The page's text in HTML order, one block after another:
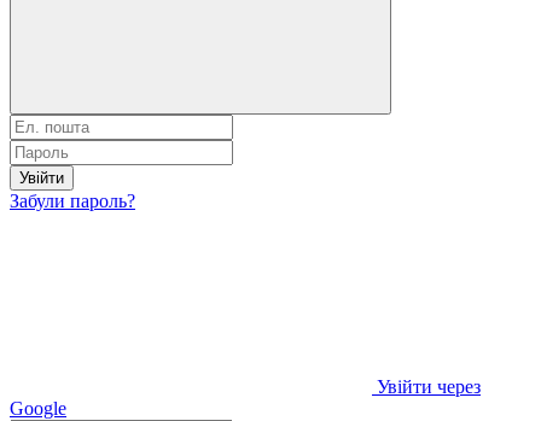
Увійти
Забули пароль?
Увійти через
Google